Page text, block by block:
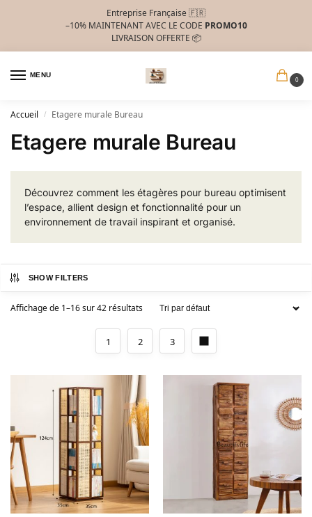
Entreprise Française 🇫🇷
–10% MAINTENANT AVEC LE CODE PROMO10
LIVRAISON OFFERTE 📦
MENU
0
Accueil / Etagere murale Bureau
Etagere murale Bureau
Découvrez comment les étagères pour bureau optimisent
l’espace, allient design et fonctionnalité pour un
environnement de travail inspirant et organisé.
SHOW FILTERS
Affichage de 1–16 sur 42 résultats
1 2 3